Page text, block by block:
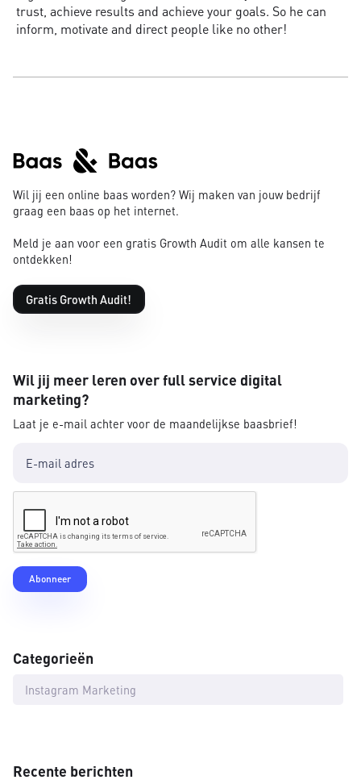
trust, achieve results and achieve your goals. So he can
inform, motivate and direct people like no other!
Wil jij een online baas worden? Wij maken van jouw bedrijf
graag een baas op het internet.
Meld je aan voor een gratis Growth Audit om alle kansen te
ontdekken!
Gratis Growth Audit!
Wil jij meer leren over full service digital
marketing?
Laat je e-mail achter voor de maandelijkse baasbrief!
Categorieën
Instagram Marketing
Recente berichten